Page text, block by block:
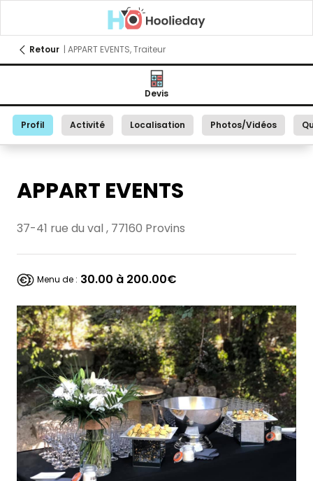
Retour | APPART EVENTS, Traiteur
Devis
Profil Activité Localisation Photos/Vidéos
APPART EVENTS
37-41 rue du val , 77160 Provins
Menu de : 30.00 à 200.00€